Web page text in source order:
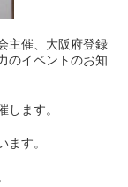
主催、大阪府登録
のイベントのお知
します。
ます。